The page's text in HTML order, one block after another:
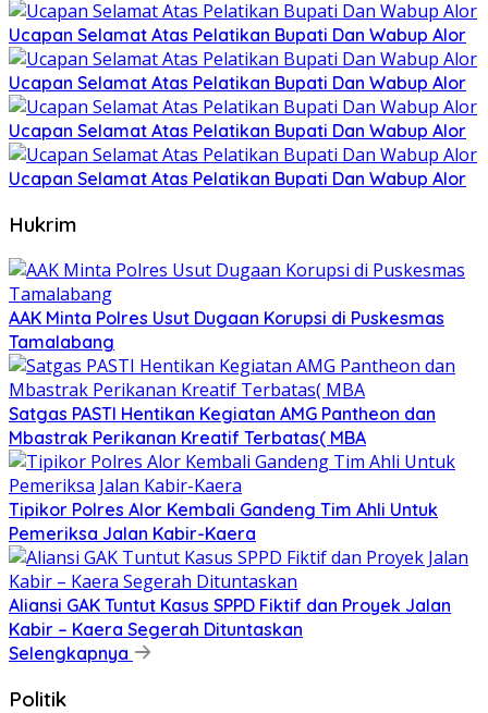
Ucapan Selamat Atas Pelatikan Bupati Dan Wabup Alor
Ucapan Selamat Atas Pelatikan Bupati Dan Wabup Alor
Ucapan Selamat Atas Pelatikan Bupati Dan Wabup Alor
Ucapan Selamat Atas Pelatikan Bupati Dan Wabup Alor
Hukrim
AAK Minta Polres Usut Dugaan Korupsi di Puskesmas
Tamalabang
Satgas PASTI Hentikan Kegiatan AMG Pantheon dan
Mbastrak Perikanan Kreatif Terbatas( MBA
Tipikor Polres Alor Kembali Gandeng Tim Ahli Untuk
Pemeriksa Jalan Kabir-Kaera
Aliansi GAK Tuntut Kasus SPPD Fiktif dan Proyek Jalan
Kabir – Kaera Segerah Dituntaskan
Selengkapnya
Politik